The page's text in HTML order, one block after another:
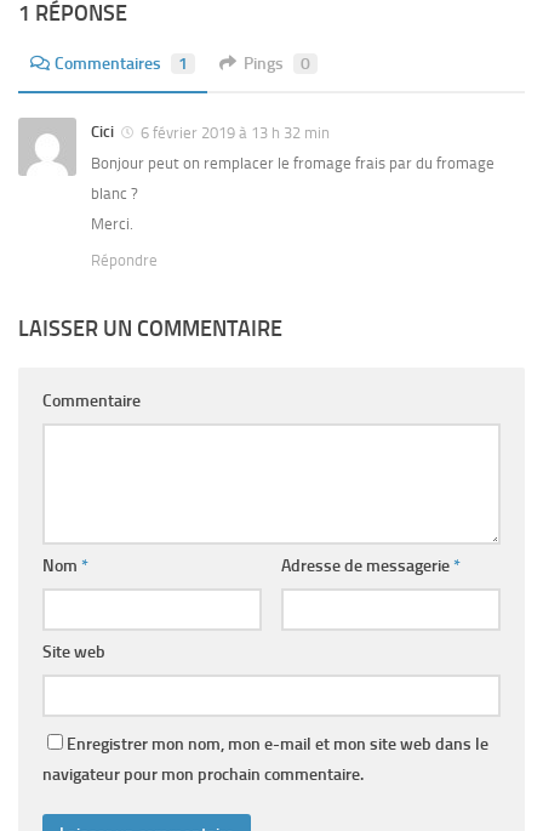
1 RÉPONSE
Commentaires 1 Pings 0
Cici
6 février 2019 à 13 h 32 min
Bonjour peut on remplacer le fromage frais par du fromage
blanc ?
Merci.
Répondre
LAISSER UN COMMENTAIRE
Commentaire
Nom * Adresse de messagerie*
Site web
Enregistrer mon nom, mon e-mail et mon site web dans le
navigateur pour mon prochain commentaire.